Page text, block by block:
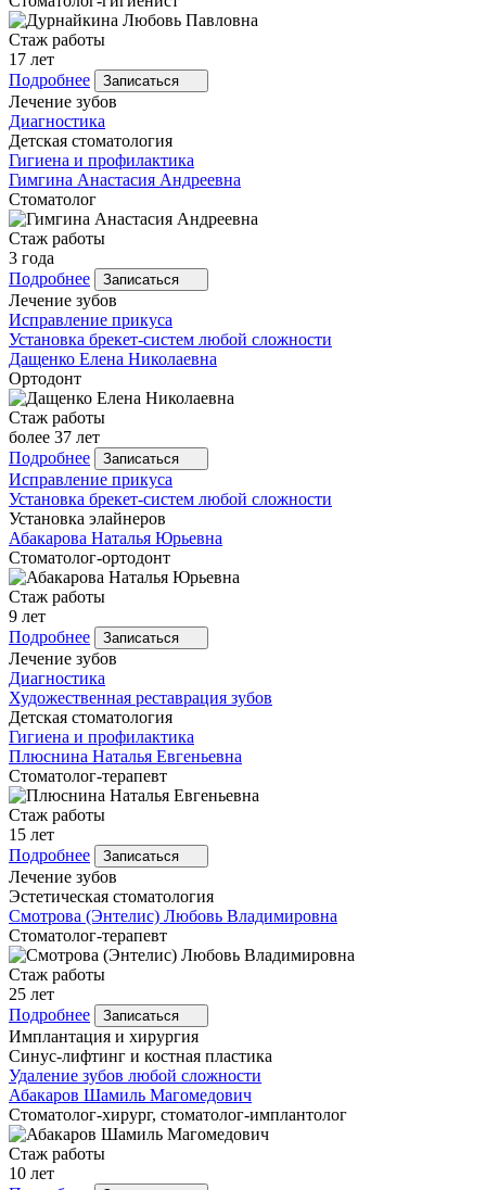
Стаж работы
17 лет
Подробнее
Записаться
Лечение зубов
Диагностика
Детская стоматология
Гигиена и профилактика
Гимгина Анастасия Андреевна
Стоматолог
Стаж работы
3 года
Подробнее
Записаться
Лечение зубов
Исправление прикуса
Установка брекет-систем любой сложности
Дащенко Елена Николаевна
Ортодонт
Стаж работы
более 37 лет
Подробнее
Записаться
Исправление прикуса
Установка брекет-систем любой сложности
Установка элайнеров
Абакарова Наталья Юрьевна
Стоматолог-ортодонт
Стаж работы
9 лет
Подробнее
Записаться
Лечение зубов
Диагностика
Художественная реставрация зубов
Детская стоматология
Гигиена и профилактика
Плюснина Наталья Евгеньевна
Стоматолог-терапевт
Стаж работы
15 лет
Подробнее
Записаться
Лечение зубов
Эстетическая стоматология
Смотрова (Энтелис) Любовь Владимировна
Стоматолог-терапевт
Стаж работы
25 лет
Подробнее
Записаться
Имплантация и хирургия
Синус-лифтинг и костная пластика
Удаление зубов любой сложности
Абакаров Шамиль Магомедович
Стоматолог-хирург, стоматолог-имплантолог
Стаж работы
10 лет